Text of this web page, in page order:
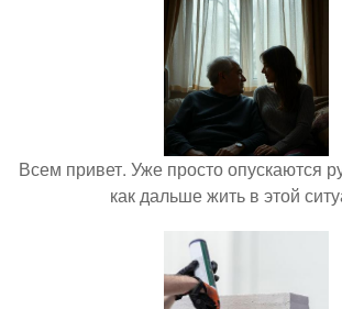
Всем привет. Уже просто опускаются
как дальше жить в этой